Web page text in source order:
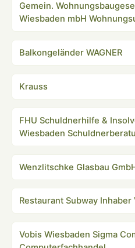
Gemein.
Wiesbaden mbH
Balkongeländer WAGNER
Krauss
FHU Schuldnerhilfe &
Wiesbaden
Wenzlitschke Glasbau
Restaurant Subway
Vobis Wiesbaden Sigma